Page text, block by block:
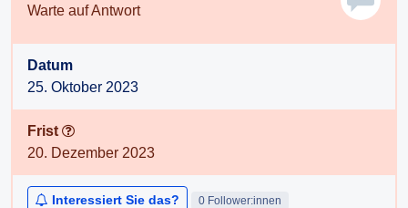
Warte auf Antwort
Datum
25. Oktober 2023
Frist
20. Dezember 2023
Interessiert Sie das? 0 Follower:innen